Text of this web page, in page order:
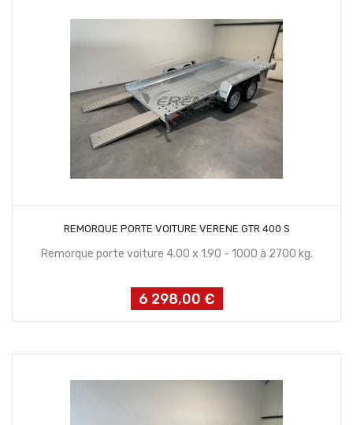
REMORQUE PORTE VOITURE VERENE GTR 400 S
Remorque porte voiture 4.00 x 1.90 - 1000 à 2700 kg.
Prix
6 298,00 €